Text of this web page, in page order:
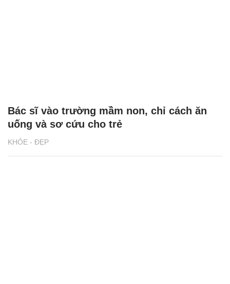
KHỎE - ĐẸP
Bác sĩ vào trường mầm non, chỉ cách ăn
uống và sơ cứu cho trẻ